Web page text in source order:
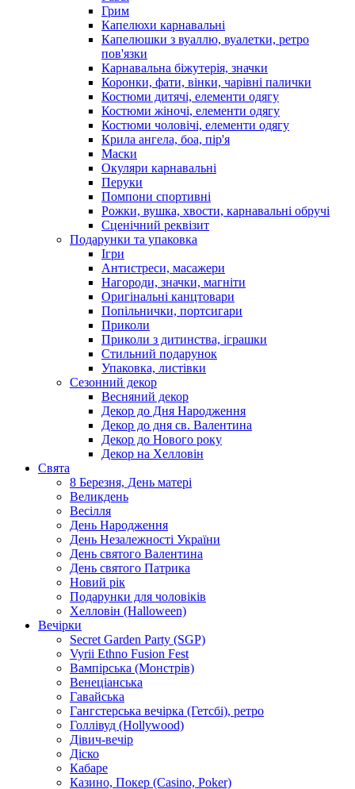
Грим
Капелюхи карнавальні
Капелюшки з вуаллю, вуалетки, ретро
пов'язки
Карнавальна біжутерія, значки
Коронки, фати, вінки, чарівні палички
Костюми дитячі, елементи одягу
Костюми жіночі, елементи одягу
Костюми чоловічі, елементи одягу
Крила ангела, боа, пір'я
Маски
Окуляри карнавальні
Перуки
Помпони спортивні
Рожки, вушка, хвости, карнавальні обручі
Сценічний реквізит
Подарунки та упаковка
Ігри
Антистреси, масажери
Нагороди, значки, магніти
Оригінальні канцтовари
Попільнички, портсигари
Приколи
Приколи з дитинства, іграшки
Стильний подарунок
Упаковка, листівки
Сезонний декор
Весняний декор
Декор до Дня Народження
Декор до дня св. Валентина
Декор до Нового року
Декор на Хелловін
Свята
8 Березня, День матері
Великдень
Весілля
День Народження
День Незалежності України
День святого Валентина
День святого Патрика
Новий рік
Подарунки для чоловіків
Хелловін (Halloween)
Вечірки
Secret Garden Party (SGP)
Vyrii Ethno Fusion Fest
Вампірська (Монстрів)
Венеціанська
Гавайська
Гангстерська вечірка (Гетсбі), ретро
Голлівуд (Hollywood)
Дівич-вечір
Діско
Кабаре
Казино, Покер (Casino, Poker)